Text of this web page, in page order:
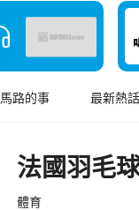
馬路的事 最新熱話
法國羽毛
體育